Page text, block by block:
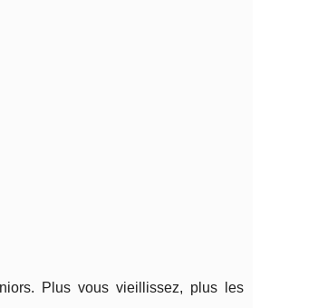
Plus vous vieillissez, plus les